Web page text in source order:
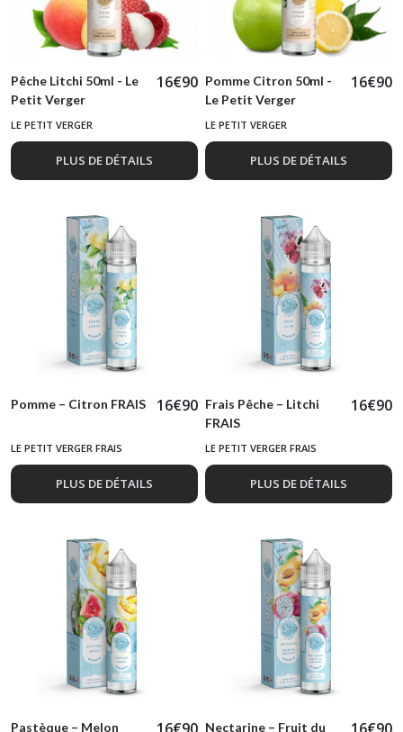
Pêche Litchi 50ml - Le
Petit Verger
16€90
LE PETIT VERGER
PLUS DE DÉTAILS
Pomme Citron 50ml -
Le Petit Verger
16€90
LE PETIT VERGER
PLUS DE DÉTAILS
Pomme – Citron FRAIS 16€90
LE PETIT VERGER FRAIS
PLUS DE DÉTAILS
Frais Pêche – Litchi
FRAIS
16€90
LE PETIT VERGER FRAIS
PLUS DE DÉTAILS
Pastèque – Melon Nectarine – Fruit du